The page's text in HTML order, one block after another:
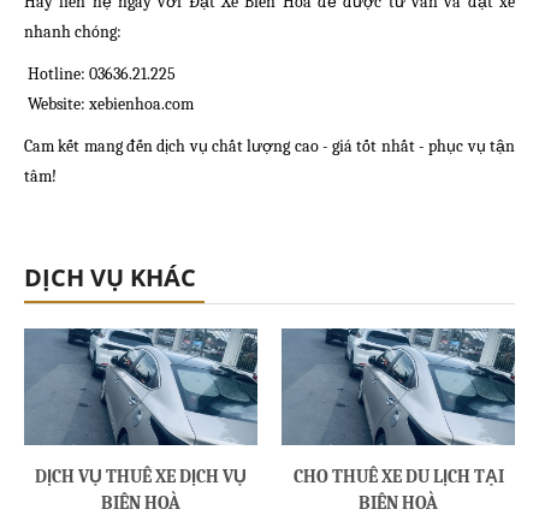
nhanh chóng:
Hotline: 03636.21.225
Website: xebienhoa.com
Cam kết mang đến dịch vụ chất lượng cao - giá tốt nhất - phục vụ tận
tâm!
DỊCH VỤ KHÁC
DỊCH VỤ THUÊ XE DỊCH VỤ
BIÊN HOÀ
CHO THUÊ XE DU LỊCH TẠI
BIÊN HOÀ